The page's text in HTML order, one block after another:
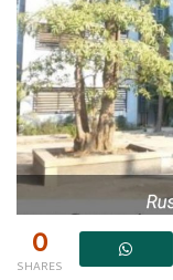
0
SHARES